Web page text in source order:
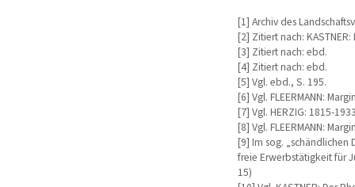
[1] Archiv des
[2] Zitiert nach:
[3] Zitiert nach: ebd.
[4] Zitiert nach: ebd.
[5] Vgl. ebd., S. 195.
[6] Vgl. FLEERMANN:
[7] Vgl. HERZIG: 1815-
[8] Vgl. FLEERMANN:
[9] Im sog. „schändlichen
freie Erwerbstätigkeit für
15)